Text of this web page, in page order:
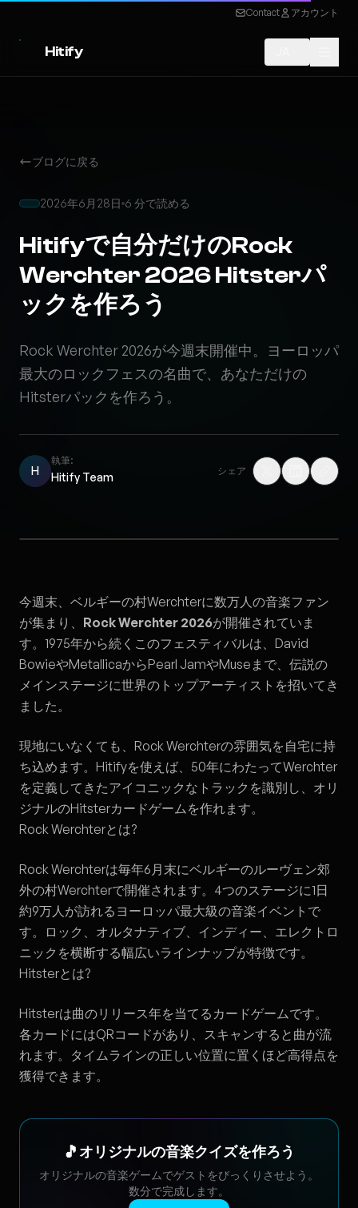
Contact アカウント
Hitify
ブログに戻る
2026年6月28日 6 分で読める
Hitifyで自分だけのRock
Werchter 2026 Hitsterパ
ックを作ろう
Rock Werchter 2026が今週末開催中。ヨーロッパ
最大のロックフェスの名曲で、あなただけの
Hitsterパックを作ろう。
H
執筆:
Hitify Team シェア
今週末、ベルギーの村Werchterに数万人の音楽ファン
が集まり、 Rock Werchter 2026が開催されていま
す。1975年から続くこのフェスティバルは、David
BowieやMetallicaからPearl JamやMuseまで、伝説の
メインステージに世界のトップアーティストを招いてき
ました。
現地にいなくても、Rock Werchterの雰囲気を自宅に持
ち込めます。 Hitifyを使えば、50年にわたってWerchter
を定義してきたアイコニックなトラックを識別し、オリ
ジナルのHitsterカードゲームを作れます。
Rock Werchterとは?
Rock Werchterは毎年6月末にベルギーのルーヴェン郊
外の村Werchterで開催されます。4つのステージに1日
約9万人が訪れるヨーロッパ最大級の音楽イベントで
す。ロック、オルタナティブ、インディー、エレクトロ
ニックを横断する幅広いラインナップが特徴です。
Hitsterとは?
Hitsterは曲のリリース年を当てるカードゲームです。
各カードにはQRコードがあり、スキャンすると曲が流
れます。タイムラインの正しい位置に置くほど高得点を
獲得できます。
🎵 オリジナルの音楽クイズを作ろう
オリジナルの音楽ゲームでゲストをびっくりさせよう。
数分で完成します。